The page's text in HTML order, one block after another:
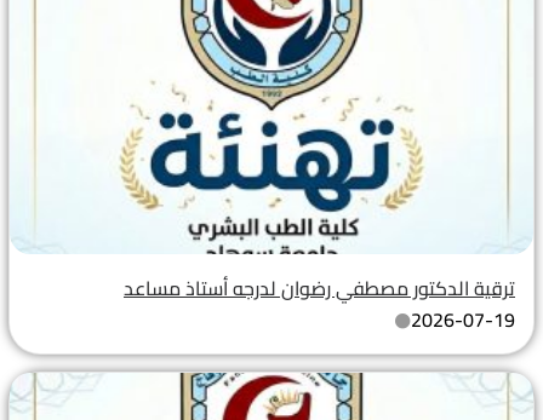
ترقية الدكتور مصطفي رضوان لدرجه أستاذ مساعد
2026-07-19